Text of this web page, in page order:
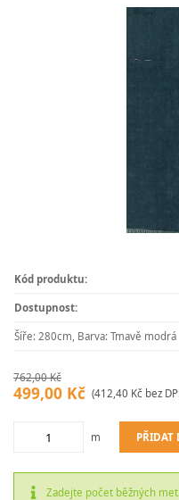
Kód produktu:
Dostupnost:
Šíře: 280cm, Barva: Tmavě modrá
762,00 Kč
499,00 Kč (412,40 Kč bez
m PŘIDAT
Zadejte počet běžných